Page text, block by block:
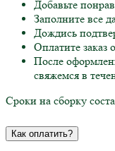
Добавьте
Заполните все
Дождись
Оплатите заказ
После
свяжемся в
Сроки на сборку
Как оплатить?